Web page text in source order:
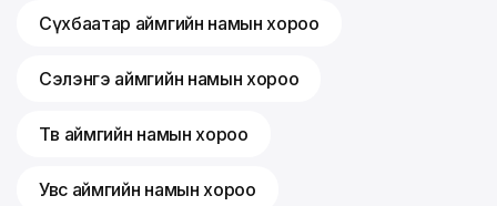
Сүхбаатар аймгийн намын хороо
Сэлэнгэ аймгийн намын хороо
Төв аймгийн намын хороо
Увс аймгийн намын хороо